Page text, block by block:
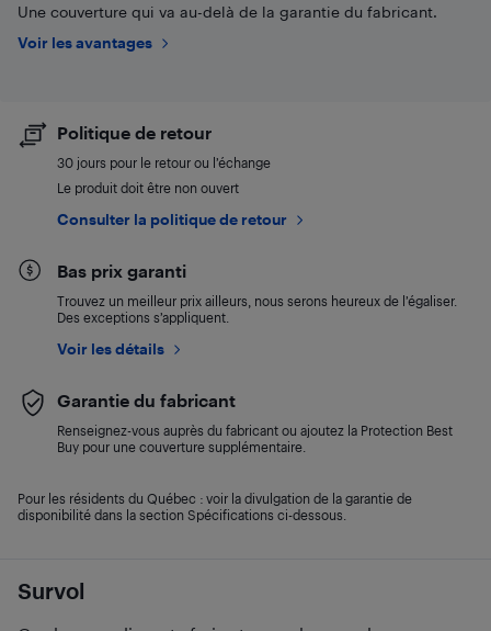
Survol
Une couverture qui va au-delà de la garantie du fabricant.
Voir les avantages
Politique de retour
30 jours pour le retour ou l’échange
Le produit doit être non ouvert
Consulter la politique de retour
Bas prix garanti
Trouvez un meilleur prix ailleurs, nous serons heureux de l’égaliser.
Des exceptions s’appliquent.
Voir les détails
Garantie du fabricant
Renseignez-vous auprès du fabricant ou ajoutez la Protection Best
Buy pour une couverture supplémentaire.
Pour les résidents du Québec : voir la divulgation de la garantie de
disponibilité dans la section Spécifications ci-dessous.